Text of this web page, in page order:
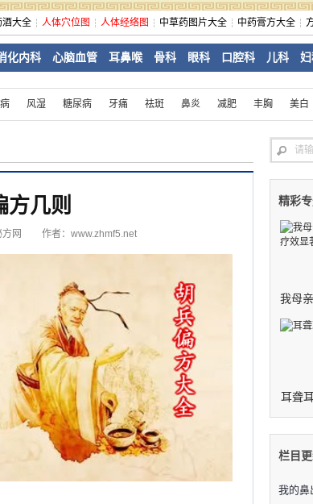
酒大全 人体穴位图 人体经络图 中草药图片大全 中药膏方大全
化内科 心脑血管 耳鼻喉 骨科 眼科 口腔科 儿科
风湿 糖尿病 牙痛 祛斑 鼻炎 减肥 丰胸 美白
方几则
网 作者：www.zhmf5.net
精彩
耳聋
栏目
我的鼻